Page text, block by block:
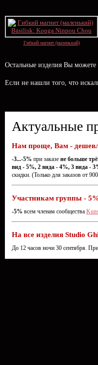
Гибкий магнит (маленький)
Остальные изделия Вы можете
Если не нашли того, что
Актуальные
Нам проще, Вам -
-3...-5% при заказе не больше
вид - 5%, 2 вида - 4%, 3 вида -
скидки. (Только для заказов от
Участникам группы -
-5% всем членам сообщества
На все изделия Studio
До 12 часов ночи 30 сентября.